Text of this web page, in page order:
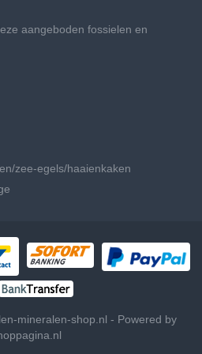
aangeboden fossielen en
zee-egels/haaienkaken
mineralen-shop.nl - Powered by